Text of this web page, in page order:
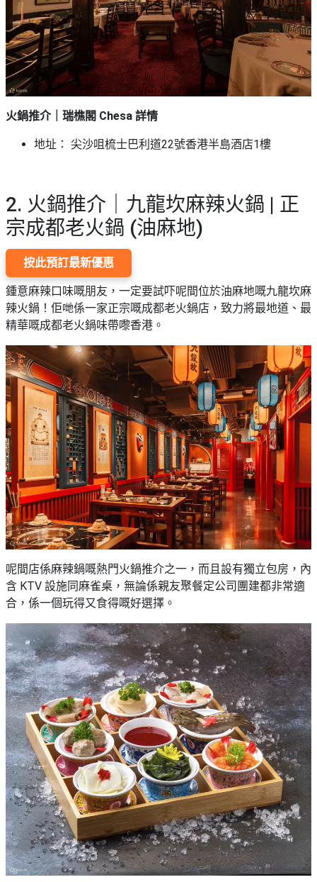
火鍋推介｜瑞樵閣 Chesa 詳情
地址： 尖沙咀梳士巴利道22號香港半島酒店1樓
2. 火鍋推介｜九龍坎麻辣火鍋 | 正
宗成都老火鍋 (油麻地)
按此預訂最新優惠
鍾意麻辣口味嘅朋友，一定要試吓呢間位於油麻地嘅九龍坎麻
辣火鍋！佢哋係一家正宗嘅成都老火鍋店，致力將最地道、最
精華嘅成都老火鍋味帶嚟香港。
呢間店係麻辣鍋嘅熱門火鍋推介之一，而且設有獨立包房，內
含 KTV 設施同麻雀桌，無論係親友聚餐定公司團建都非常適
合，係一個玩得又食得嘅好選擇。